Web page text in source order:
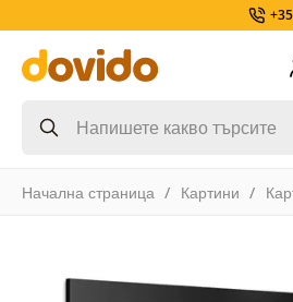
Начална страница Картини